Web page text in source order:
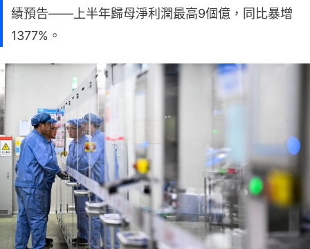
績預告——上半年歸母淨利潤最高9個億，同比暴增
1377%。